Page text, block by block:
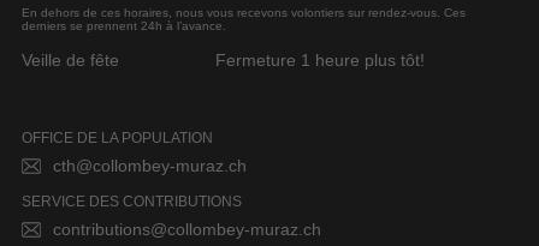
En dehors de ces horaires, nous vous recevons volontiers sur rendez-vous. Ces
derniers se prennent 24h à l’avance.
Veille de fête Fermeture 1 heure plus tôt!
OFFICE DE LA POPULATION
cth@collombey-muraz.ch
SERVICE DES CONTRIBUTIONS
contributions@collombey-muraz.ch